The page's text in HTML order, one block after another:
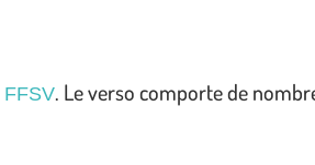
FFSV. Le verso comporte de